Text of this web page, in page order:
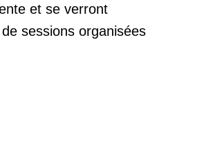
et se verront
sessions organisées